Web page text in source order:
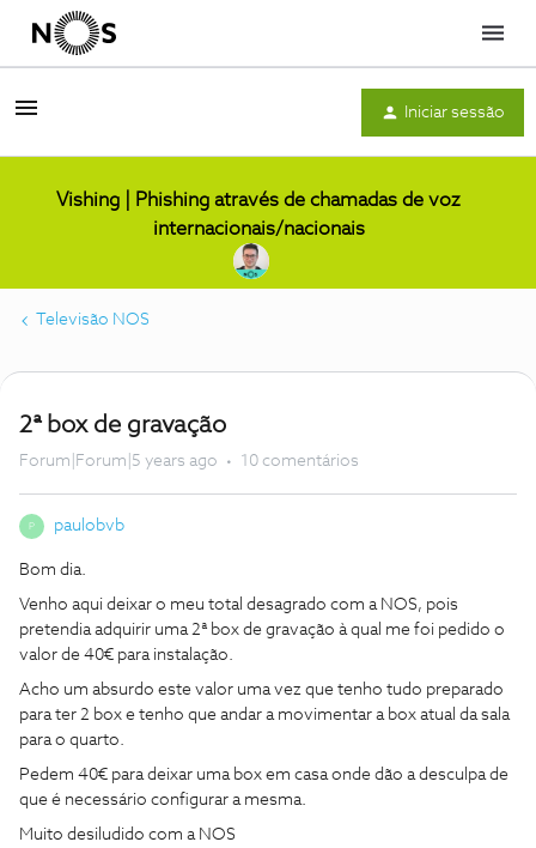
Menu
Iniciar sessão
Vishing | Phishing através de chamadas de voz
internacionais/nacionais
Televisão NOS
2ª box de gravação
Forum|Forum|5 years ago 10 comentários
P paulobvb
Bom dia.
Venho aqui deixar o meu total desagrado com a NOS, pois
pretendia adquirir uma 2ª box de gravação à qual me foi pedido o
valor de 40€ para instalação.
Acho um absurdo este valor uma vez que tenho tudo preparado
para ter 2 box e tenho que andar a movimentar a box atual da sala
para o quarto.
Pedem 40€ para deixar uma box em casa onde dão a desculpa de
que é necessário configurar a mesma.
Muito desiludido com a NOS